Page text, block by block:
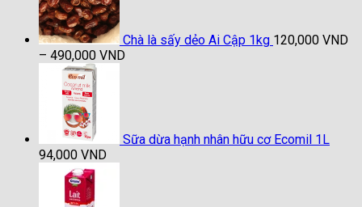
Chà là sấy dẻo Ai Cập 1kg 120,000 VND
– 490,000 VNDKhoảng
490,000 VND
Sữa dừa hạnh nhân hữu cơ Ecomil 1L
94,000 VND